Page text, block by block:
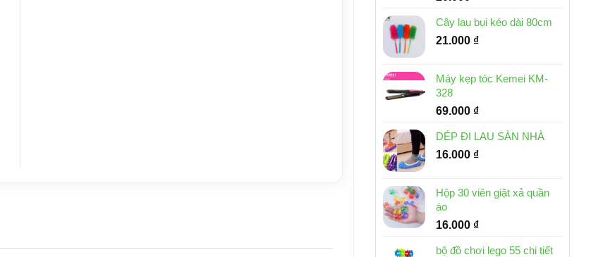
Cây lau bụi kéo dài 80cm
21.000 ₫
Máy kẹp tóc Kemei KM-
328
69.000 ₫
DÉP ĐI LAU SÀN NHÀ
16.000 ₫
Hộp 30 viên giặt xả quần
áo
16.000 ₫
bộ đồ chơi lego 55 chi tiết